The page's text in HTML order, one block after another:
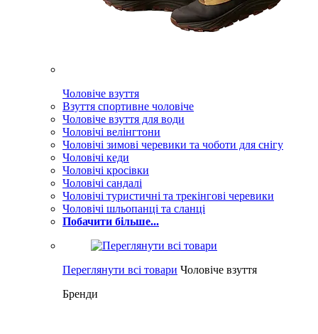
Чоловіче взуття
Взуття спортивне чоловіче
Чоловіче взуття для води
Чоловічі велінгтони
Чоловічі зимові черевики та чоботи для снігу
Чоловічі кеди
Чоловічі кросівки
Чоловічі сандалі
Чоловічі туристичні та трекінгові черевики
Чоловічі шльопанці та сланці
Побачити більше...
Переглянути всі товари Чоловіче взуття
Бренди